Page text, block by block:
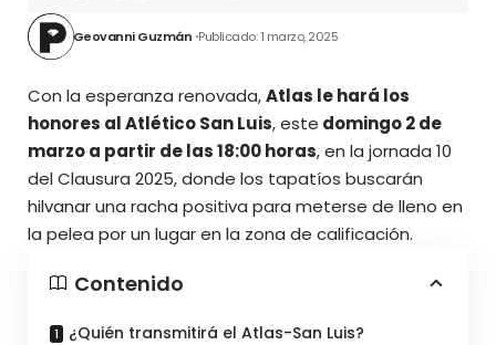
Geovanni Guzmán Publicado: 1 marzo, 2025
Con la esperanza renovada,Atlas le hará los
honores al Atlético San Luis, este domingo 2 de
marzo a partir de las 18:00 horas, en la jornada 10
del Clausura 2025, donde los tapatíos buscarán
hilvanar una racha positiva para meterse de lleno en
la pelea por un lugar en la zona de calificación.
Contenido
¿Quién transmitirá el Atlas-San Luis?